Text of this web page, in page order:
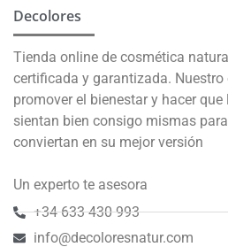
Decolores
Tienda online de cosmética
certificada y garantizada. Nuestro
promover el bienestar y hacer
sientan bien consigo mismas
conviertan en su mejor versión
Un experto te asesora
+34 633 430 993
info@decoloresnatur.com